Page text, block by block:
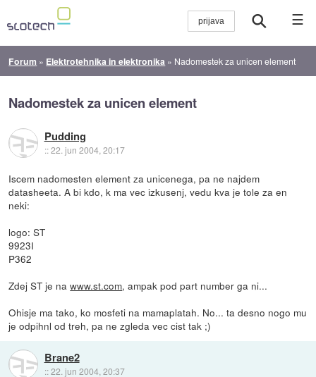
☰
Forum » Elektrotehnika in elektronika » Nadomestek za unicen element
Nadomestek za unicen element
Pudding
::22. jun 2004, 20:17
Iscem nadomesten element za unicenega, pa ne najdem
datasheeta. A bi kdo, k ma vec izkusenj, vedu kva je tole za en
neki:
logo: ST
9923I
P362
Zdej ST je nawww.st.com, ampak pod part number ga ni...
Ohisje ma tako, ko mosfeti na mamaplatah. No... ta desno nogo mu
je odpihnl od treh, pa ne zgleda vec cist tak ;)
Brane2
::22. jun 2004, 20:37